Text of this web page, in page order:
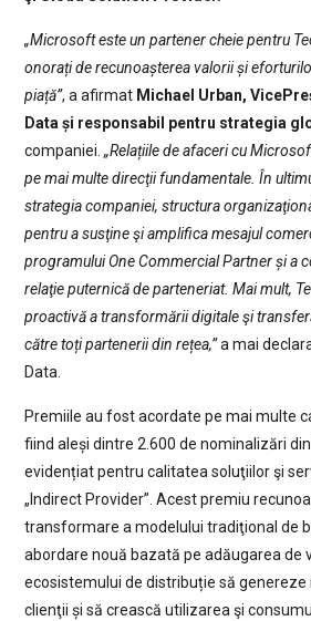
„Microsoft este un partener cheie pentru
onorați de recunoașterea valorii și
piață”, a afirmat Michael Urban,
Data și responsabil pentru strategia
companiei. „Relațiile de afaceri cu
pe mai multe direcţii fundamentale. În
strategia companiei, structura
pentru a susţine şi amplifica mesajul
programului One Commercial Partner și a
relaţie puternică de parteneriat. Mai mult,
proactivă a transformării digitale şi
către toți partenerii din rețea,”a mai
Data.
Premiile au fost acordate pe mai multe
fiind aleși dintre 2.600 de nominalizări
evidențiat pentru calitatea soluţiilor şi
„Indirect Provider”. Acest premiu
transformare a modelului tradiţional de
abordare nouă bazată pe adăugarea de
ecosistemului de distribuție să genereze
clienţii și să crească utilizarea şi